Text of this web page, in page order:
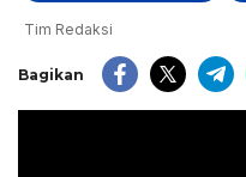
Tim Redaksi
Bagikan